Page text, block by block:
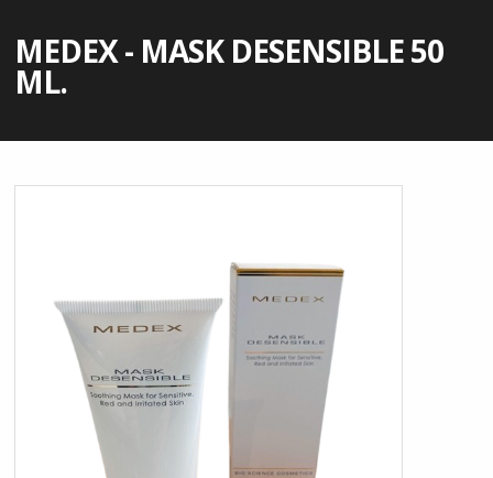
MAKE-UP
ORGANIC
BESTIL
NYHEDER
MEDEX - MASK DESENSIBLE 50
ML.